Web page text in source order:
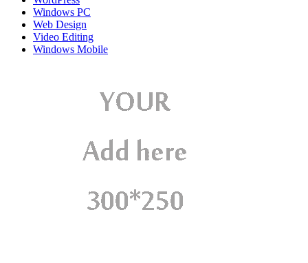
Windows PC
Web Design
Video Editing
Windows Mobile